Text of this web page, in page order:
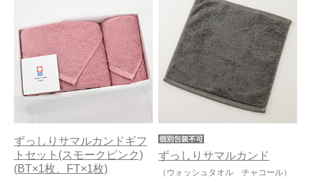
ずっしりサマルカンドギフ
トセット(スモークピンク)
(BT×1枚、FT×1枚)
ずっしりサマルカンド
（ウォッシュタオル チャコール）